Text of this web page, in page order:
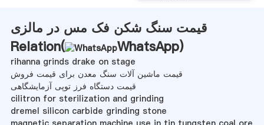
قیمت سنگ شکن فک مس در مالزی
Relation(
WhatsApp)
rihanna grinds drake on stage
قیمت ماشین آلات سنگ معدن برای قیمت فروش
قیمت دستگاه فرز توپی آزمایشگاهی
cilitron for sterilization and grinding
dremel silicon carbide grinding stone